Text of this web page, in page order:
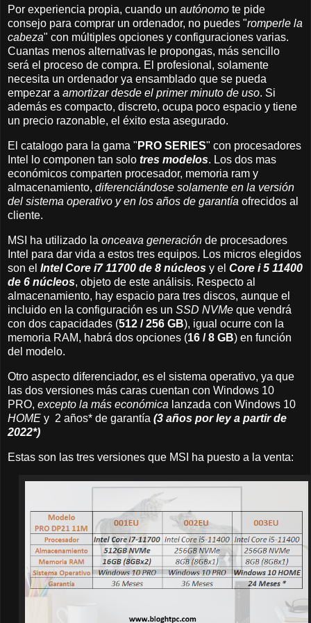
Por experiencia propia, cuando un autónomo te pide
consejo para comprar un ordenador, no puedes "romperle la
cabeza" con múltiples opciones y configuraciones varias.
Cuantas menos alternativas le propongas, más sencillo
será el proceso de compra. El profesional, solamente
necesita un ordenador ya ensamblado que se pueda
empezar a amortizar desde el primer minuto de uso. Si
además es compacto, discreto, ocupa poco espacio y tiene
un precio razonable, el éxito esta asegurado.
El catalogo para la gama " PRO SERIES" con procesadores
Intel lo componen tan solo tres modelos. Los dos mas
económicos comparten procesador, memoria ram y
almacenamiento, diferenciándose solamente en la versión
del sistema operativo y en los años de garantía ofrecidos al
cliente.
MSI ha utilizado la onceava generación de procesadores
Intel para dar vida a estos tres equipos. Los micros elegidos
son el Intel Core i7 11700 de 8 núcleos y el Core i 5 11400
de 6 núcleos, objeto de este análisis. Respecto al
almacenamiento, hay espacio para tres discos, aunque el
incluido en la configuración es un SSD NVMe que vendrá
con dos capacidades (512 / 256 GB), igual ocurre con la
memoria RAM, habrá dos opciones (16 / 8 GB) en función
del modelo.
Otro aspecto diferenciador, es el sistema operativo, ya que
las dos versiones más caras cuentan con Windows 10
PRO, excepto la más económica lanzada con Windows 10
HOME y 2 años* de garantía (3 años por ley a partir de
2022*)
Estas son las tres versiones que MSI ha puesto a la venta: